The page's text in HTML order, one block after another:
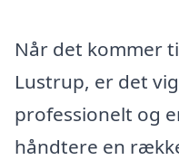
Når det kommer
Lustrup, er det
professionelt og
håndtere en